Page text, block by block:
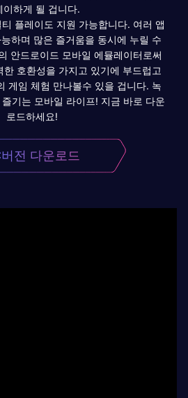
이하게 될 겁니다.
플레이도 지원 가능합니다. 여러 앱
하며 많은 즐거움을 동시에 누릴 수
안드로이드 모바일 에뮬레이터로써
호환성을 가지고 있기에 부드럽고
게임 체험 만나볼수 있을 겁니다. 녹
기는 모바일 라이프! 지금 바로 다운
로드하세요!
전 다운로드